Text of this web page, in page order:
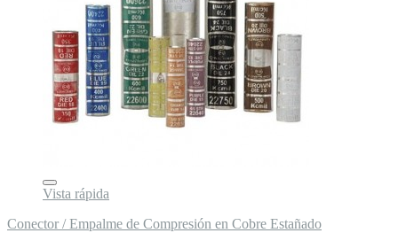
Vista rápida
Conector / Empalme de Compresión en Cobre Estañado